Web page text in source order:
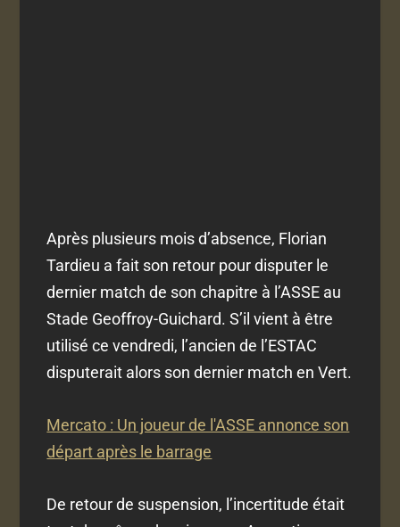
Après plusieurs mois d’absence, Florian
Tardieu a fait son retour pour disputer le
dernier match de son chapitre à l’ASSE au
Stade Geoffroy-Guichard. S’il vient à être
utilisé ce vendredi, l’ancien de l’ESTAC
disputerait alors son dernier match en Vert.
Mercato : Un joueur de l'ASSE annonce son
départ après le barrage
De retour de suspension, l’incertitude était